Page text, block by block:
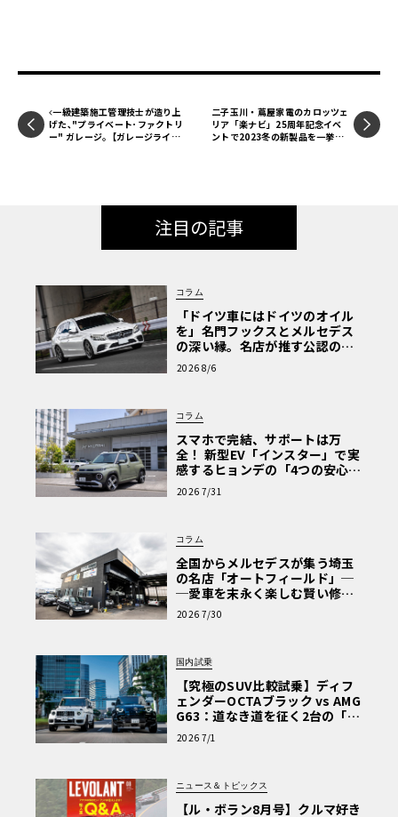
一級建築施工管理技士が造り上
げた､"プライベート･ファクトリ
ー" ガレージ｡【ガレージライ
二子玉川・蔦屋家電のカロッツェ
リア「楽ナビ」25周年記念イベ
ントで2023冬の新製品を一挙公
注目の記事
コラム
「ドイツ車にはドイツのオイル
を」名門フックスとメルセデス
の深い縁。名店が推す公認の安
心と、Cクラスで味わうシルキー
な走り〈PR〉
2026 8/6
コラム
スマホで完結、サポートは万
全！ 新型EV「インスター」で実
感するヒョンデの「4つの安心」
【第1回・ヒョンデ6つの疑問：
Why? Hyundai?】〈PR〉
2026 7/31
コラム
全国からメルセデスが集う埼玉
の名店「オートフィールド」─
─愛車を末永く楽しむ賢い修理
術と、プロがフックス製オイル
を選ぶ理由〈PR〉
2026 7/30
国内試乗
【究極のSUV比較試乗】ディフ
ェンダーOCTAブラック vs AMG
G63：道なき道を征く2台の「対
極的アプローチ」
2026 7/1
ニュース＆トピックス
【ル・ボラン8月号】クルマ好き